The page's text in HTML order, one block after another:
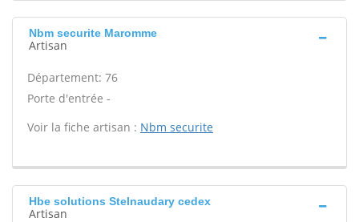
Nbm securite Maromme
Artisan
Département: 76
Porte d'entrée -
Voir la fiche artisan : Nbm securite
Hbe solutions Stelnaudary cedex
Artisan